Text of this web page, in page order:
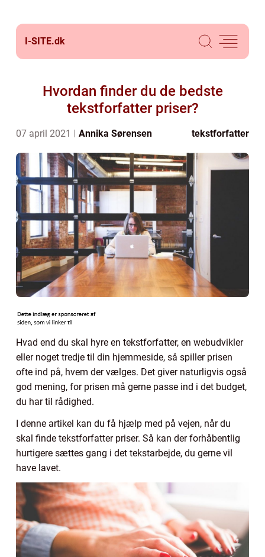
I-SITE.dk
Hvordan finder du de bedste
tekstforfatter priser?
07 april 2021 Annika Sørensen tekstforfatter
Hvad end du skal hyre en tekstforfatter, en webudvikler
eller noget tredje til din hjemmeside, så spiller prisen
ofte ind på, hvem der vælges. Det giver naturligvis også
god mening, for prisen må gerne passe ind i det budget,
du har til rådighed.
I denne artikel kan du få hjælp med på vejen, når du
skal finde tekstforfatter priser. Så kan der forhåbentlig
hurtigere sættes gang i det tekstarbejde, du gerne vil
have lavet.